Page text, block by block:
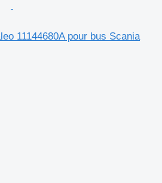
11144680A pour bus Scania